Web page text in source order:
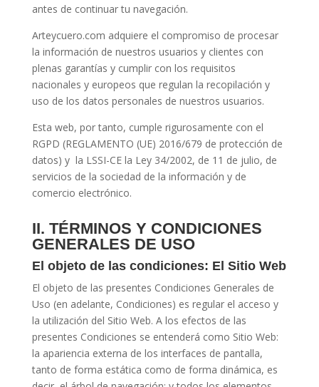
antes de continuar tu navegación.
Arteycuero.com adquiere el compromiso de procesar
la información de nuestros usuarios y clientes con
plenas garantías y cumplir con los requisitos
nacionales y europeos que regulan la recopilación y
uso de los datos personales de nuestros usuarios.
Esta web, por tanto, cumple rigurosamente con el
RGPD (REGLAMENTO (UE) 2016/679 de protección de
datos) y la LSSI-CE la Ley 34/2002, de 11 de julio, de
servicios de la sociedad de la información y de
comercio electrónico.
II. TÉRMINOS Y CONDICIONES
GENERALES DE USO
El objeto de las condiciones: El Sitio Web
El objeto de las presentes Condiciones Generales de
Uso (en adelante, Condiciones) es regular el acceso y
la utilización del Sitio Web. A los efectos de las
presentes Condiciones se entenderá como Sitio Web:
la apariencia externa de los interfaces de pantalla,
tanto de forma estática como de forma dinámica, es